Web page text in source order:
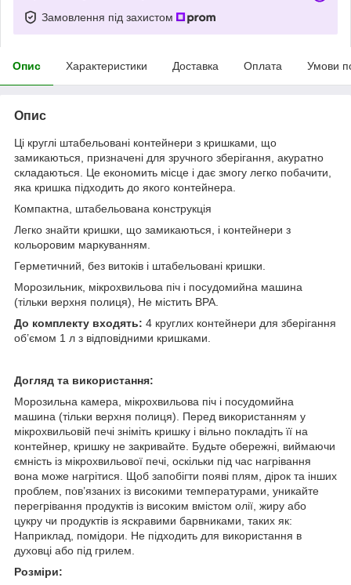
Замовлення під захистом
Опис Характеристики Доставка Оплата Умови
Опис
Ці круглі штабельовані контейнери з кришками, що
замикаються, призначені для зручного зберігання, акуратно
складаються. Це економить місце і дає змогу легко побачити,
яка кришка підходить до якого контейнера.
Компактна, штабельована конструкція
Легко знайти кришки, що замикаються, і контейнери з
кольоровим маркуванням.
Герметичний, без витоків і штабельовані кришки.
Морозильник, мікрохвильова піч і посудомийна машина
(тільки верхня полиця), Не містить BPA.
До комплекту входять: 4 круглих контейнери для зберігання
об’ємом 1 л з відповідними кришками.
Догляд та використання:
Морозильна камера, мікрохвильова піч і посудомийна
машина (тільки верхня полиця). Перед використанням у
мікрохвильовій печі зніміть кришку і вільно покладіть її на
контейнер, кришку не закривайте. Будьте обережні, виймаючи
ємність із мікрохвильової печі, оскільки під час нагрівання
вона може нагрітися. Щоб запобігти появі плям, дірок та інших
проблем, пов’язаних із високими температурами, уникайте
перегрівання продуктів із високим вмістом олії, жиру або
цукру чи продуктів із яскравими барвниками, таких як:
Наприклад, помідори. Не підходить для використання в
духовці або під грилем.
Розміри: